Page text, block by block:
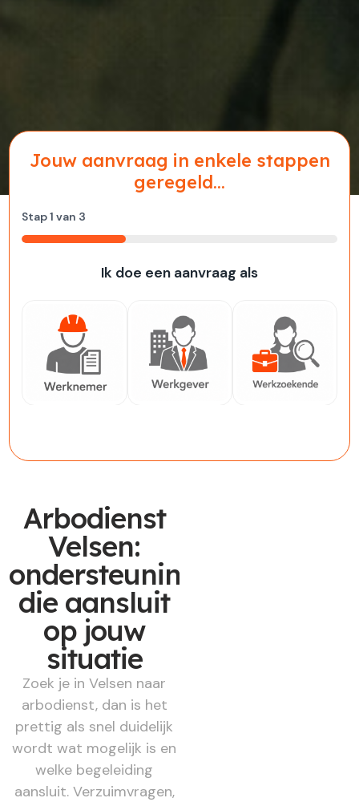
Jouw aanvraag in enkele stappen
geregeld...
Stap1 van 3
33%
Ik doe een aanvraag als
Arbodienst
Velsen:
ondersteuning
die aansluit
op jouw
situatie
Zoek je in Velsen naar
arbodienst, dan is het
prettig als snel duidelijk
wordt wat mogelijk is en
welke begeleiding
aansluit. Verzuimvragen,